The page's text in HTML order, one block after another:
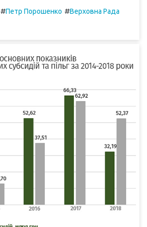
#Петр Порошенко #Верховна Рада